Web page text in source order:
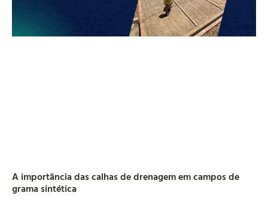
A importância das calhas de drenagem em campos de
grama sintética